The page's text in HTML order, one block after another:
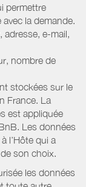
permettre
la demande.
adresse, e-mail,
nombre de
stockées sur le
France. La
est appliquée
Les données
l’Hôte qui a
son choix.
les données